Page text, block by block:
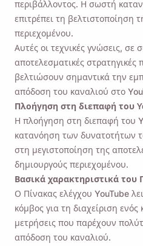
περιβάλλοντος. Η σωστή
επιτρέπει τη βελτιστοποίηση
περιεχομένου.
Αυτές οι τεχνικές γνώσεις, σε
αποτελεσματικές
βελτιώσουν σημαντικά την
απόδοση του καναλιού στο
Πλοήγηση στη διεπαφή του
Η πλοήγηση στη διεπαφή του
κατανόηση των δυνατοτήτων
στη μεγιστοποίηση της
δημιουργούς περιεχομένου.
Βασικά χαρακτηριστικά του
Ο Πίνακας ελέγχου YouTube
κόμβος για τη διαχείριση ενός
μετρήσεις που παρέχουν
απόδοση του καναλιού.
Θύμισέ
Στείλτε στον εαυτό
λήψη του Viddly
υπολογιστή
Name
Email